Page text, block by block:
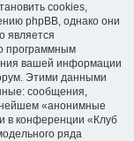
cookies,
phpBB, однако они
является
программным
вашей информации
Этими данными
сообщения,
«анонимные
в конференции «Клуб
ряда